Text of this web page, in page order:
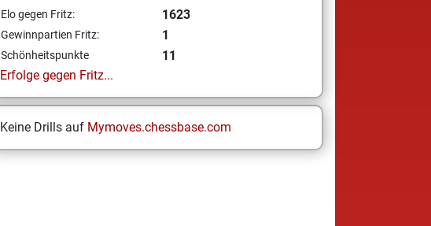
Elo gegen Fritz: 1623
Gewinnpartien Fritz: 1
Schönheitspunkte
11
Erfolge gegen Fritz...
Keine Drills auf Mymoves.chessbase.com